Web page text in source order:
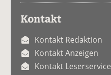
Kontakt
Kontakt Redaktion
Kontakt Anzeigen
Kontakt Leserservice